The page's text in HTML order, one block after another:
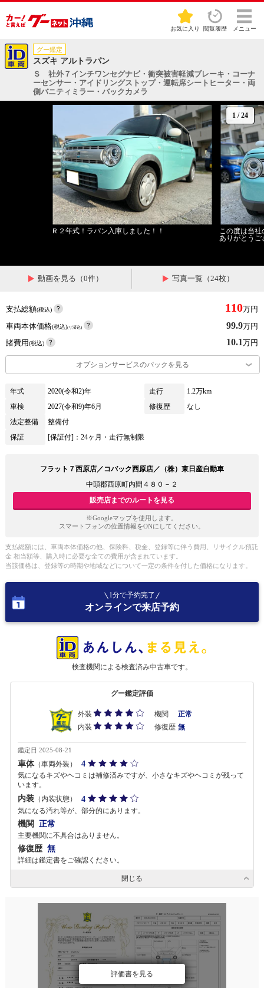
お気に入り 閲覧履歴 メニュー
グー鑑定
スズキ アルトラパン
Ｓ 社外７インチワンセグナビ・衝突被害軽減ブレーキ・コーナ
ーセンサー・アイドリングストップ・運転席シートヒーター・両
側バニティミラー・バックカメラ
1 /24
Ｒ２年式！ラパン入庫しました！！
この度は当
ありがとうご
動画を見る（0件） 写真一覧（24枚）
支払総額(税込) 110万円
車両本体価格(税込)(リ済込) 99.9万円
諸費用(税込) 10.1万円
オプションサービスのパックを見る
年式 2020(令和2)年 走行
1.2万km
車検
2027(令和9)年6月 修復歴
なし
法定整備
整備付
保証
[保証付]：24ヶ月・走行無制限
フラット７西原店／コバック西原店／（株）東日産自動車
中頭郡西原町内間４８０－２
販売店までのルートを見る
※Googleマップを使用します。
スマートフォンの位置情報をONにしてください。
支払総額には、車両本体価格の他、保険料、税金、登録等に伴う費用、リサイクル預託
金 相当額等、購入時に必要な全ての費用が含まれています。
当該価格は、登録等の時期や地域などについて一定の条件を付した価格になります。
1分で予約完了
オンラインで来店予約
検査機関による検査済み中古車です。
グー鑑定評価
外装 機関
正常
内装
修復歴 無
鑑定日 2025-08-21
車体（車両外装） 4
気になるキズやヘコミは補修済みですが、小さなキズやヘコミが残って
います。
内装 （内装状態） 4
気になる汚れ等が、部分的にあります。
機関 正常
主要機関に不具合はありません。
修復歴 無
詳細は鑑定書をご確認ください。
閉じる
評価書を見る